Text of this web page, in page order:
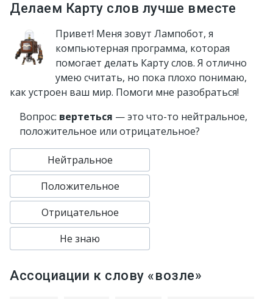
Делаем Карту слов лучше вместе
Привет! Меня зовут Лампобот, я
компьютерная программа, которая
помогает делать Карту слов. Я отлично
умею считать, но пока плохо понимаю,
как устроен ваш мир. Помоги мне разобраться!
Вопрос: вертеться — это что-то нейтральное,
положительное или отрицательное?
Нейтральное
Положительное
Отрицательное
Не знаю
Ассоциации к слову «возле»